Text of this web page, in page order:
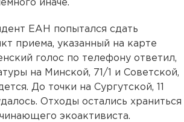
иначе.
ЕАН попытался сдать
приема, указанный на карте
голос по телефону ответил,
на Минской, 71/1 и Советской,
До точки на Сургутской, 11
Отходы остались храниться
экоактивиста.